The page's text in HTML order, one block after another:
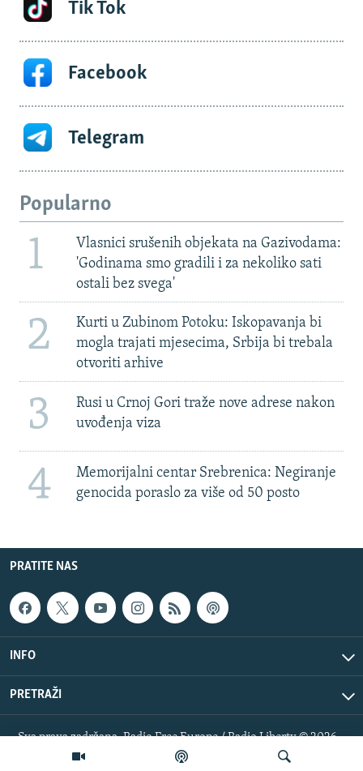
Tik Tok
Facebook
Telegram
Popularno
1
Vlasnici srušenih objekata na Gazivodama:
'Godinama smo gradili i za nekoliko sati
ostali bez svega'
2
Kurti u Zubinom Potoku: Iskopavanja bi
mogla trajati mjesecima, Srbija bi trebala
otvoriti arhive
3
Rusi u Crnoj Gori traže nove adrese nakon
uvođenja viza
4
Memorijalni centar Srebrenica: Negiranje
genocida poraslo za više od 50 posto
PRATITE NAS
INFO
PRETRAŽI
Sva prava zadržana. Radio Free Europe / Radio Liberty © 2026
RFE/RL, Inc.